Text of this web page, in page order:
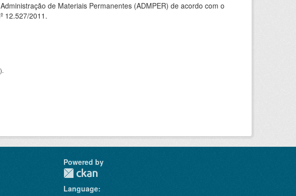
de Materiais Permanentes (ADMPER) de acordo com o
12.527/2011.
).
Powered by
Language